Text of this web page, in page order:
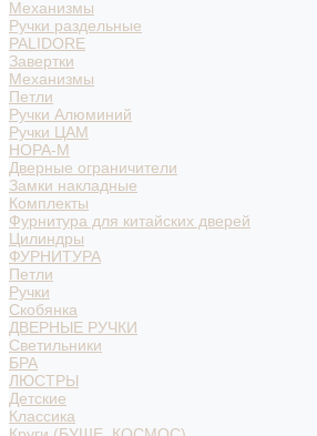
Механизмы
Ручки раздельные
PALIDORE
Завертки
Механизмы
Петли
Ручки Алюминий
Ручки ЦАМ
НОРА-М
Дверные ограничители
Замки накладные
Комплекты
Фурнитура для китайских дверей
Цилиндры
ФУРНИТУРА
Петли
Ручки
Скобянка
ДВЕРНЫЕ РУЧКИ
Светильники
БРА
ЛЮСТРЫ
Детские
Классика